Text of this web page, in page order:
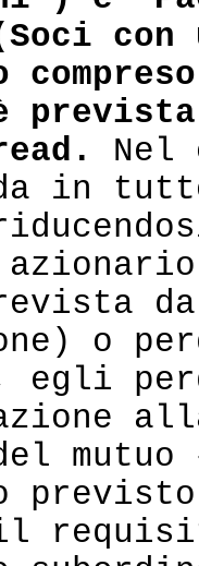
con
in
o
mutuo
il